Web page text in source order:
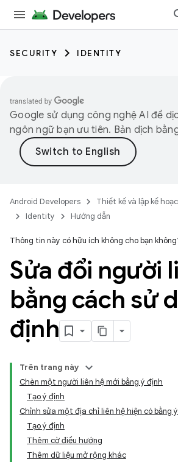
SECURITY IDENTITY
Google sử dụng công nghệ AI để
ngôn ngữ bạn ưu tiên. Bản dịch
Android Developers Thiết kế và lập kế
Identity
Hướng dẫn
Thông tin này có hữu ích không cho bạn
Sửa đổi người
bằng cách sử
định
Trên trang này
Chèn một người liên hệ mới bằng ý định
Tạo ý định
Chỉnh sửa một địa chỉ liên hệ hiện có bằng
Tạo ý định
Thêm cờ điều hướng
Thêm dữ liệu mở rộng khác